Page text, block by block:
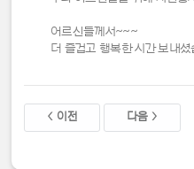
어르신들께서~~~
더 즐겁고 행복한 시간 보내셨
< 이전 다음 >